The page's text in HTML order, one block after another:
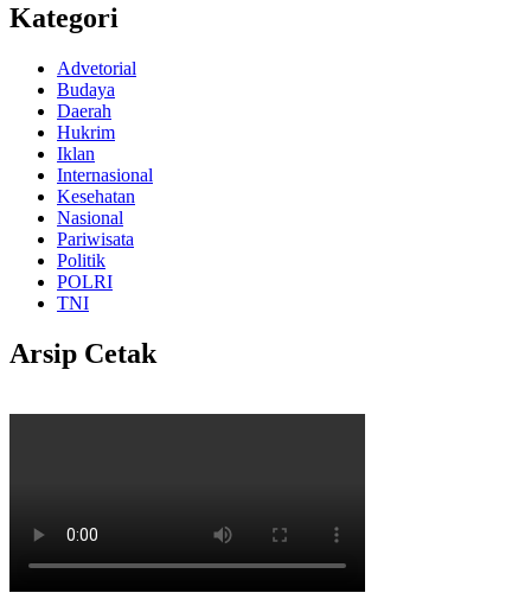
Kategori
Advetorial
Budaya
Daerah
Hukrim
Iklan
Internasional
Kesehatan
Nasional
Pariwisata
Politik
POLRI
TNI
Arsip Cetak